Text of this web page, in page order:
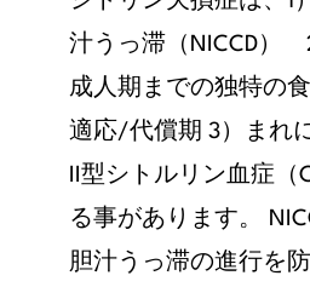
汁うっ滞（NICCD）
成人期までの独特の
適応/代償期 3）まれ
II型シトルリン血症（
る事があります。
胆汁うっ滞の進行を